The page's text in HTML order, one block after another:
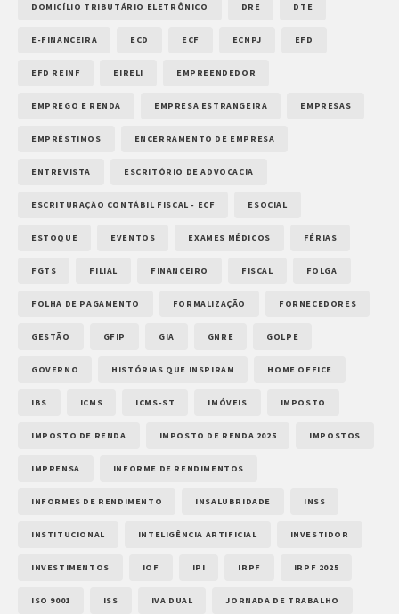
DOMICÍLIO TRIBUTÁRIO ELETRÔNICO DRE DTE
E-FINANCEIRA ECD ECF ECNPJ EFD
EFD REINF EIRELI EMPREENDEDOR
EMPREGO E RENDA EMPRESA ESTRANGEIRA EMPRESAS
EMPRÉSTIMOS ENCERRAMENTO DE EMPRESA
ENTREVISTA ESCRITÓRIO DE ADVOCACIA
ESCRITURAÇÃO CONTÁBIL FISCAL - ECF ESOCIAL
ESTOQUE EVENTOS EXAMES MÉDICOS FÉRIAS
FGTS FILIAL FINANCEIRO FISCAL FOLGA
FOLHA DE PAGAMENTO FORMALIZAÇÃO FORNECEDORES
GESTÃO GFIP GIA GNRE GOLPE
GOVERNO HISTÓRIAS QUE INSPIRAM HOME OFFICE
IBS ICMS ICMS-ST IMÓVEIS IMPOSTO
IMPOSTO DE RENDA IMPOSTO DE RENDA 2025 IMPOSTOS
IMPRENSA INFORME DE RENDIMENTOS
INFORMES DE RENDIMENTO INSALUBRIDADE INSS
INSTITUCIONAL INTELIGÊNCIA ARTIFICIAL INVESTIDOR
INVESTIMENTOS IOF IPI IRPF IRPF 2025
ISO 9001 ISS IVA DUAL JORNADA DE TRABALHO